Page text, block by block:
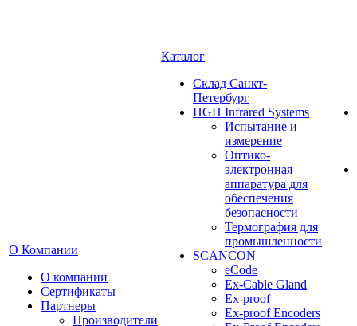
О Компании
О компании
Сертификаты
Партнеры
Производители
Каталог
Cклад Санкт-
Петербург
HGH Infrared Systems
Испытание и
измерение
Оптико-
электронная
аппаратура для
обеспечения
безопасности
Термография для
промышленности
SCANCON
eCode
Ex-Cable Gland
Ex-proof
Ex-proof Encoders